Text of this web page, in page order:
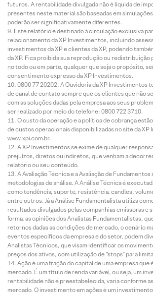
futuros. A rentabilidade divulgada não é líquida de
presentes neste material são baseadas em
poderão ser significativamente diferentes.
Este relatório é destinado à circulação exclusiva
relacionamento da XP Investimentos, incluindo
investimentos da XP e clientes da XP, podendo
da XP. Fica proibida sua reprodução ou redistribuição
no todo ou em parte, qualquer que seja o propósito,
consentimento expresso da XP Investimentos.
0800 77 20202. A Ouvidoria da XP Investimentos
de canal de contato sempre que os clientes que não
com as soluções dadas pela empresa aos seus
ser realizado por meio do telefone: 0800 722 3710.
O custo da operação e a política de cobrança
de custos operacionais disponibilizadas no site da XP
www.xpi.com.br.
A XP Investimentos se exime de qualquer
prejuízos, diretos ou indiretos, que venham a
relatório ou seu conteúdo.
A Avaliação Técnica e a Avaliação de
metodologias de análise. A Análise Técnica é
como tendência, suporte, resistência, candles,
entre outros. Já a Análise Fundamentalista utiliza
resultados divulgados pelas companhias emissoras e
forma, as opiniões dos Analistas Fundamentalistas,
retornos dadas as condições de mercado, o cenário
eventos específicos da empresa e do setor, podem
Analistas Técnicos, que visam identificar os
preços dos ativos, com utilização de “stops” para
Ação é uma fração do capital de uma empresa que
mercado. É um título de renda variável, ou seja, um
rentabilidade não é preestabelecida, varia conforme
mercado. O investimento em ações é um